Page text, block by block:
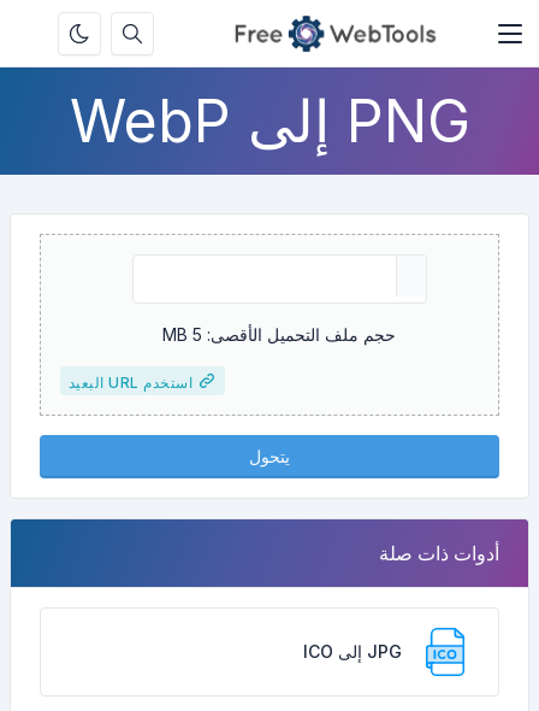
PNG إلى WebP
حجم ملف التحميل الأقصى: 5 MB
استخدم URL البعيد
يتحول
أدوات ذات صلة
JPG إلى ICO